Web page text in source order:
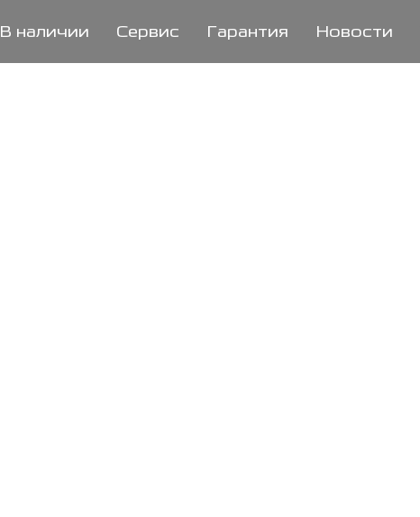
В наличии Сервис Гарантия Новости